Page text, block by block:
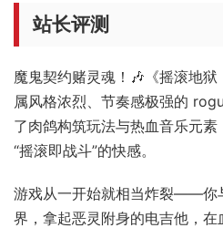
站长评测
魔鬼契约赌灵魂！🎶《摇滚地
属风格浓烈、节奏感极强的
了肉鸽构筑玩法与热血音乐元
“摇滚即战斗”的快感。
游戏从一开始就相当炸裂——你
界，拿起恶灵附身的电吉他，